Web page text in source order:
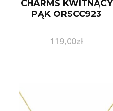
CHARMS KWITNĄCY
PĄK ORSCC923
119,00zł